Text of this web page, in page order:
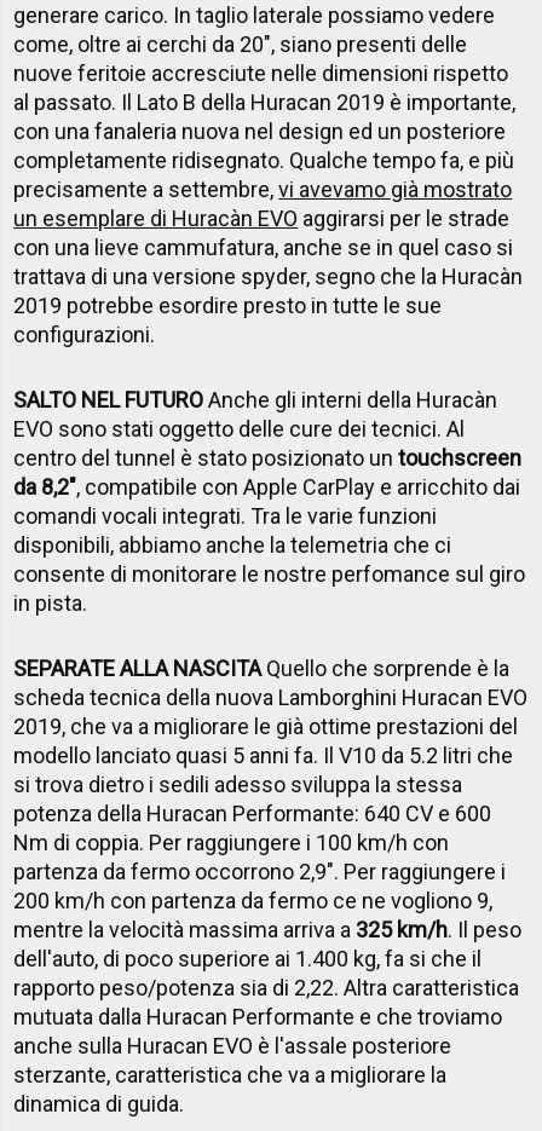
generare carico. In taglio laterale possiamo vedere
come, oltre ai cerchi da 20", siano presenti delle
nuove feritoie accresciute nelle dimensioni rispetto
al passato. Il Lato B della Huracan 2019 è importante,
con una fanaleria nuova nel design ed un posteriore
completamente ridisegnato. Qualche tempo fa, e più
precisamente a settembre,vi avevamo già mostrato
un esemplare di Huracàn EVO aggirarsi per le strade
con una lieve cammufatura, anche se in quel caso si
trattava di una versione spyder, segno che la Huracàn
2019 potrebbe esordire presto in tutte le sue
configurazioni.
SALTO NEL FUTUROAnche gli interni della Huracàn
EVO sono stati oggetto delle cure dei tecnici. Al
centro del tunnel è stato posizionato untouchscreen
da 8,2", compatibile con Apple CarPlay e arricchito dai
comandi vocali integrati. Tra le varie funzioni
disponibili, abbiamo anche la telemetria che ci
consente di monitorare le nostre perfomance sul giro
in pista.
SEPARATE ALLA NASCITAQuello che sorprende è la
scheda tecnica della nuova Lamborghini Huracan EVO
2019, che va a migliorare le già ottime prestazioni del
modello lanciato quasi 5 anni fa. Il V10 da 5.2 litri che
si trova dietro i sedili adesso sviluppa la stessa
potenza della Huracan Performante: 640 CV e 600
Nm di coppia. Per raggiungere i 100 km/h con
partenza da fermo occorrono 2,9". Per raggiungere i
200 km/h con partenza da fermo ce ne vogliono 9,
mentre la velocità massima arriva a 325 km/h. Il peso
dell'auto, di poco superiore ai 1.400 kg, fa si che il
rapporto peso/potenza sia di 2,22. Altra caratteristica
mutuata dalla Huracan Performante e che troviamo
anche sulla Huracan EVO è l'assale posteriore
sterzante, caratteristica che va a migliorare la
dinamica di guida.